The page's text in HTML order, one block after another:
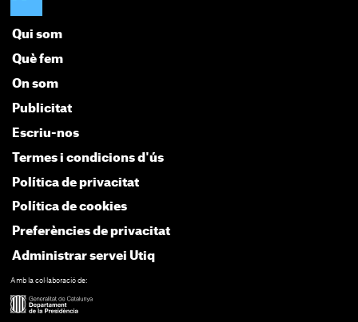
Qui som
Què fem
On som
Publicitat
Escriu-nos
Termes i condicions d'ús
Política de privacitat
Política de cookies
Preferències de privacitat
Administrar servei Utiq
Amb la col·laboració de: